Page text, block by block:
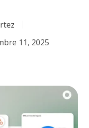
11, 2025